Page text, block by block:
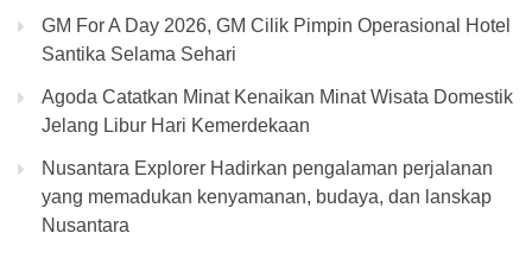
GM For A Day 2026, GM Cilik Pimpin Operasional Hotel
Santika Selama Sehari
Agoda Catatkan Minat Kenaikan Minat Wisata Domestik
Jelang Libur Hari Kemerdekaan
Nusantara Explorer Hadirkan pengalaman perjalanan
yang memadukan kenyamanan, budaya, dan lanskap
Nusantara